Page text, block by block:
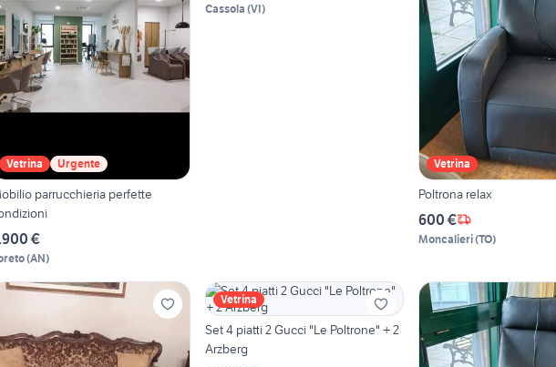
Vetrina Urgente
parrucchieria perfette
€
(AN)
Cassola (VI)
Vetrina
Poltrona relax
600 €
Moncalieri(TO)
Vetrina
Set 4 piatti 2 Gucci "Le Poltrone" + 2
Arzberg